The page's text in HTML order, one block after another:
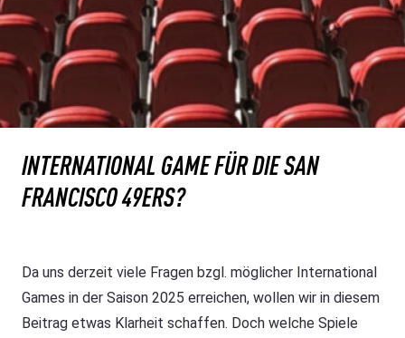
INTERNATIONAL GAME FÜR DIE SAN
FRANCISCO 49ERS?
Da uns derzeit viele Fragen bzgl. möglicher International
Games in der Saison 2025 erreichen, wollen wir in diesem
Beitrag etwas Klarheit schaffen. Doch welche Spiele